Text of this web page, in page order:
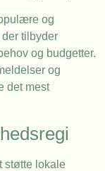
og
tilbyder
og budgetter.
og
det mest
støtte lokale